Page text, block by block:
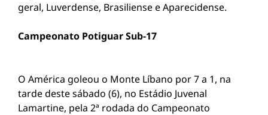
geral, Luverdense, Brasiliense e Aparecidense.
Campeonato Potiguar Sub-17
O América goleou o Monte Líbano por 7 a 1, na
tarde deste sábado (6), no Estádio Juvenal
Lamartine, pela 2ª rodada do Campeonato